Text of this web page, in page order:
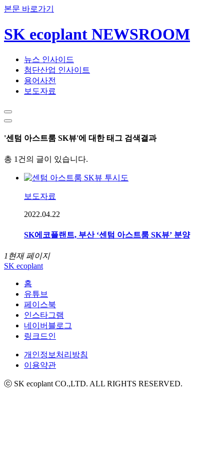
본문 바로가기
SK ecoplant NEWSROOM
뉴스 인사이드
첨단산업 인사이트
용어사전
보도자료
'센텀 아스트룸 SK뷰'에 대한 태그 검색결과
총 1건의 글이 있습니다.
보도자료
2022.04.22
SK에코플랜트, 부산 ‘센텀 아스트룸 SK뷰’ 분양
1 현재 페이지
SK ecoplant
홈
유튜브
페이스북
인스타그램
네이버블로그
링크드인
개인정보처리방침
이용약관
ⓒ SK ecoplant CO.,LTD. ALL RIGHTS RESERVED.